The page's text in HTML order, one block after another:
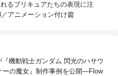
るプリキュアたちの表現に注
アニメーション付け篇
機動戦士ガンダム 閃光のハサウ
ーの魔女』制作事例を公開―Flow